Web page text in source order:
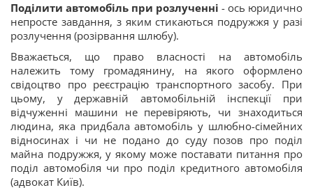
Поділити автомобіль при розлученні - ось юридично
непросте завдання, з яким стикаються подружжя у разі
розлучення (розірвання шлюбу).
Вважається, що право власності на автомобіль
належить тому громадянину, на якого оформлено
свідоцтво про реєстрацію транспортного засобу. При
цьому, у державній автомобільній інспекції при
відчуженні машини не перевіряють, чи знаходиться
людина, яка придбала автомобіль у шлюбно-сімейних
відносинах і чи не подано до суду позов про поділ
майна подружжя, у якому може поставати питання про
поділ автомобіля чи про поділ кредитного автомобіля
(адвокат Київ).